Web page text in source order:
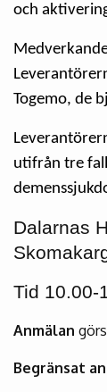
och
Togemo, de
utifrån tre
Dalarnas
Tid 10.00-
Anmälan
Begränsat